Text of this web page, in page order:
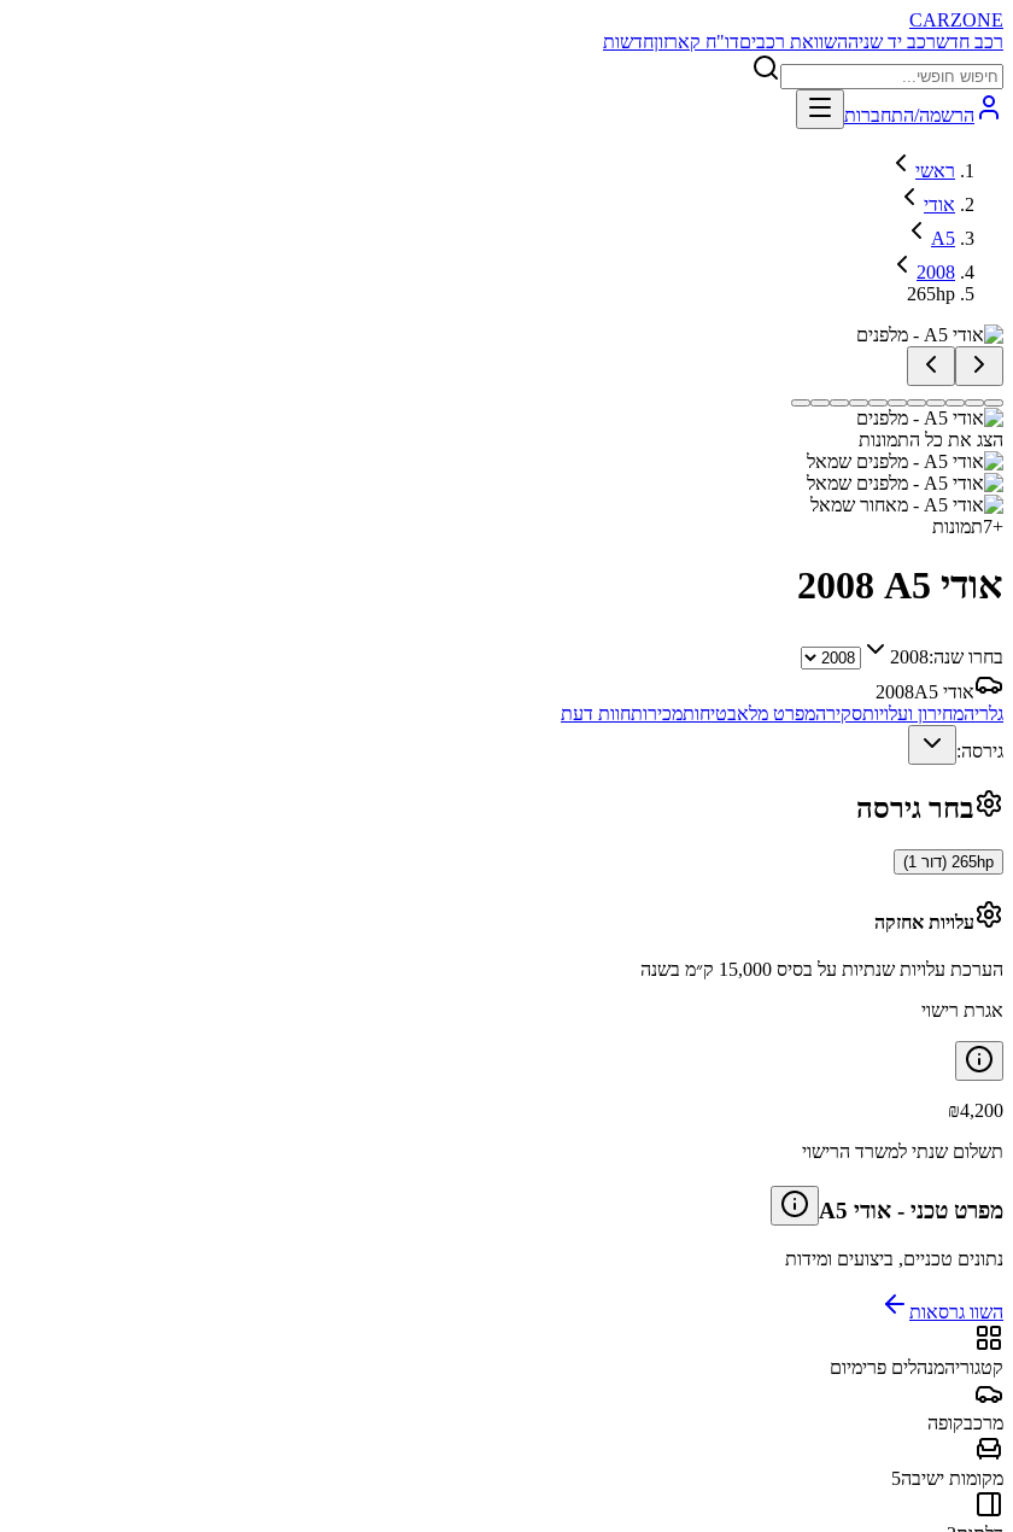
CARZONE
רכב חדשרכב יד שניההשוואת רכביםדו"ח קארזוןחדשות
הרשמה/התחברות
ראשי
אודי
A5
2008
265hp
הצג את כל התמונות
+
7תמונות
אודי A5 2008
בחרו שנה:2008
אודי A5
2008
גלריהמחירון ועלויותסקירהמפרט מלאבטיחותמכירותחוות דעת
גירסה:
בחר גירסה
265hp (דור 1)
עלויות אחזקה
הערכת עלויות שנתיות על בסיס 15,000 ק״מ בשנה
אגרת רישוי
₪4,200
תשלום שנתי למשרד הרישוי
מפרט טכני - אודי A5
נתונים טכניים, ביצועים ומידות
השוו גרסאות
קטגוריהמנהלים פרימיום
מרכבקופה
מקומות ישיבה5